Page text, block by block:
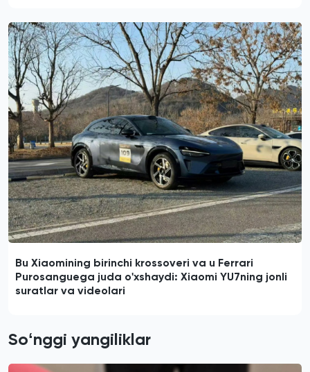
Bu Xiaomining birinchi krossoveri va u Ferrari
Purosanguega juda o'xshaydi: Xiaomi YU7ning jonli
suratlar va videolari
Soʻnggi yangiliklar